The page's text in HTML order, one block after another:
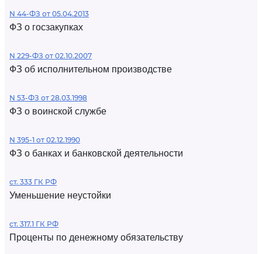
N 44-ФЗ от 05.04.2013
ФЗ о госзакупках
N 229-ФЗ от 02.10.2007
ФЗ об исполнительном производстве
N 53-ФЗ от 28.03.1998
ФЗ о воинской службе
N 395-1 от 02.12.1990
ФЗ о банках и банковской деятельности
ст. 333 ГК РФ
Уменьшение неустойки
ст. 317.1 ГК РФ
Проценты по денежному обязательству